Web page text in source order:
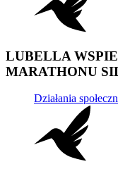
LUBELLA
MARATHONU
Działania